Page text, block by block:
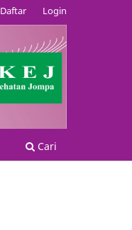
Cari
Daftar Login